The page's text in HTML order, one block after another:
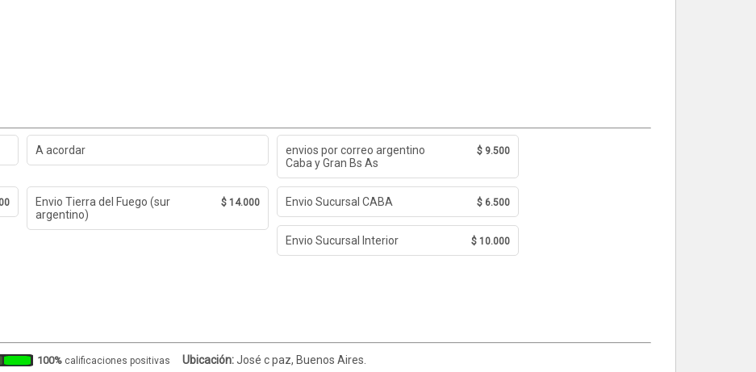
A acordar
envios por correo argentino
Caba y Gran Bs As
$ 9.500
Envio Tierra del Fuego (sur
argentino)
$ 14.000 Envio Sucursal CABA $ 6.500
Envio Sucursal Interior $ 10.000
100% calificaciones positivas Ubicación:José c paz, Buenos Aires.